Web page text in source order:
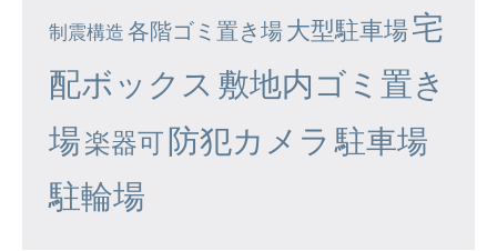
制震構造 各階ゴミ置き場大型駐車場宅
配ボックス 敷地内ゴミ置き
場楽器可防犯カメラ 駐車場
駐輪場